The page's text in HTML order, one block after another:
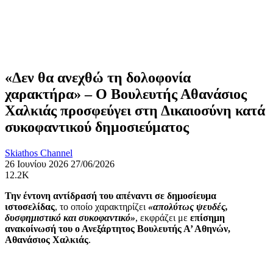
«Δεν θα ανεχθώ τη δολοφονία
χαρακτήρα» – Ο Βουλευτής Αθανάσιος
Χαλκιάς προσφεύγει στη Δικαιοσύνη κατά
συκοφαντικού δημοσιεύματος
Skiathos Channel
26 Ιουνίου 2026 27/06/2026
12.2K
Την έντονη αντίδρασή του απέναντι σε δημοσίευμα
ιστοσελίδας, το οποίο χαρακτηρίζει «απολύτως ψευδές,
δυσφημιστικό και συκοφαντικό», εκφράζει με επίσημη
ανακοίνωσή του ο Ανεξάρτητος Βουλευτής Α’ Αθηνών,
Αθανάσιος Χαλκιάς.